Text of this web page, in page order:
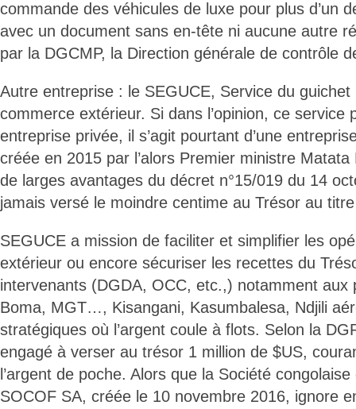
commande des véhicules de luxe pour plus d’un
avec un document sans en-tête ni aucune autre
par la DGCMP, la Direction générale de contrôle
Autre entreprise : le SEGUCE, Service du
commerce extérieur. Si dans l’opinion, ce service
entreprise privée, il s’agit pourtant d’une
créée en 2015 par l’alors Premier ministre
de larges avantages du décret n°15/019 du 14
jamais versé le moindre centime au Trésor au
SEGUCE a mission de faciliter et simplifier les
extérieur ou encore sécuriser les recettes du
intervenants (DGDA, OCC, etc.,) notamment aux
Boma, MGT…, Kisangani, Kasumbalesa, Ndjili
stratégiques où l’argent coule à flots. Selon la
engagé à verser au trésor 1 million de $US,
l’argent de poche. Alors que la Société
SOCOF SA, créée le 10 novembre 2016, ignore